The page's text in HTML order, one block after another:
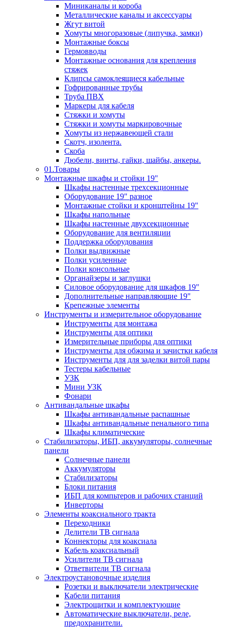
Миниканалы и короба
Металлические каналы и аксессуары
Жгут витой
Хомуты многоразовые (липучка, замки)
Монтажные боксы
Гермовводы
Монтажные основания для крепления
стяжек
Клипсы самоклеящиеся кабельные
Гофрированные трубы
Труба ПВХ
Маркеры для кабеля
Стяжки и хомуты
Стяжки и хомуты маркировочные
Хомуты из нержавеющей стали
Скотч, изолента.
Скоба
Дюбели, винты, гайки, шайбы, анкеры.
01.Товары
Монтажные шкафы и стойки 19"
Шкафы настенные трехсекционные
Оборудование 19" разное
Монтажные стойки и кронштейны 19"
Шкафы напольные
Шкафы настенные двухсекционные
Оборудование для вентиляции
Поддержка оборудования
Полки выдвижные
Полки усиленные
Полки консольные
Органайзеры и заглушки
Силовое оборудование для шкафов 19"
Дополнительные направляющие 19"
Крепежные элементы
Инструменты и измерительное оборудование
Инструменты для монтажа
Инструменты для оптики
Измерительные приборы для оптики
Инструменты для обжима и зачистки кабеля
Инструменты для для заделки витой пары
Тестеры кабельные
УЗК
Мини УЗК
Фонари
Антивандальные шкафы
Шкафы антивандальные распашные
Шкафы антивандальные пенального типа
Шкафы климатические
Стабилизаторы, ИБП, аккумуляторы, солнечные
панели
Солнечные панели
Аккумуляторы
Стабилизаторы
Блоки питания
ИБП для компьтеров и рабочих станций
Инверторы
Элементы коаксиального тракта
Переходники
Делители ТВ сигнала
Коннекторы для коаксиала
Кабель коаксиальный
Усилители ТВ сигнала
Ответвители ТВ сигнала
Электроустановочные изделия
Розетки и выключатели электрические
Кабели питания
Электрощитки и комплектующие
Автоматические выключатели, реле,
предохранители.